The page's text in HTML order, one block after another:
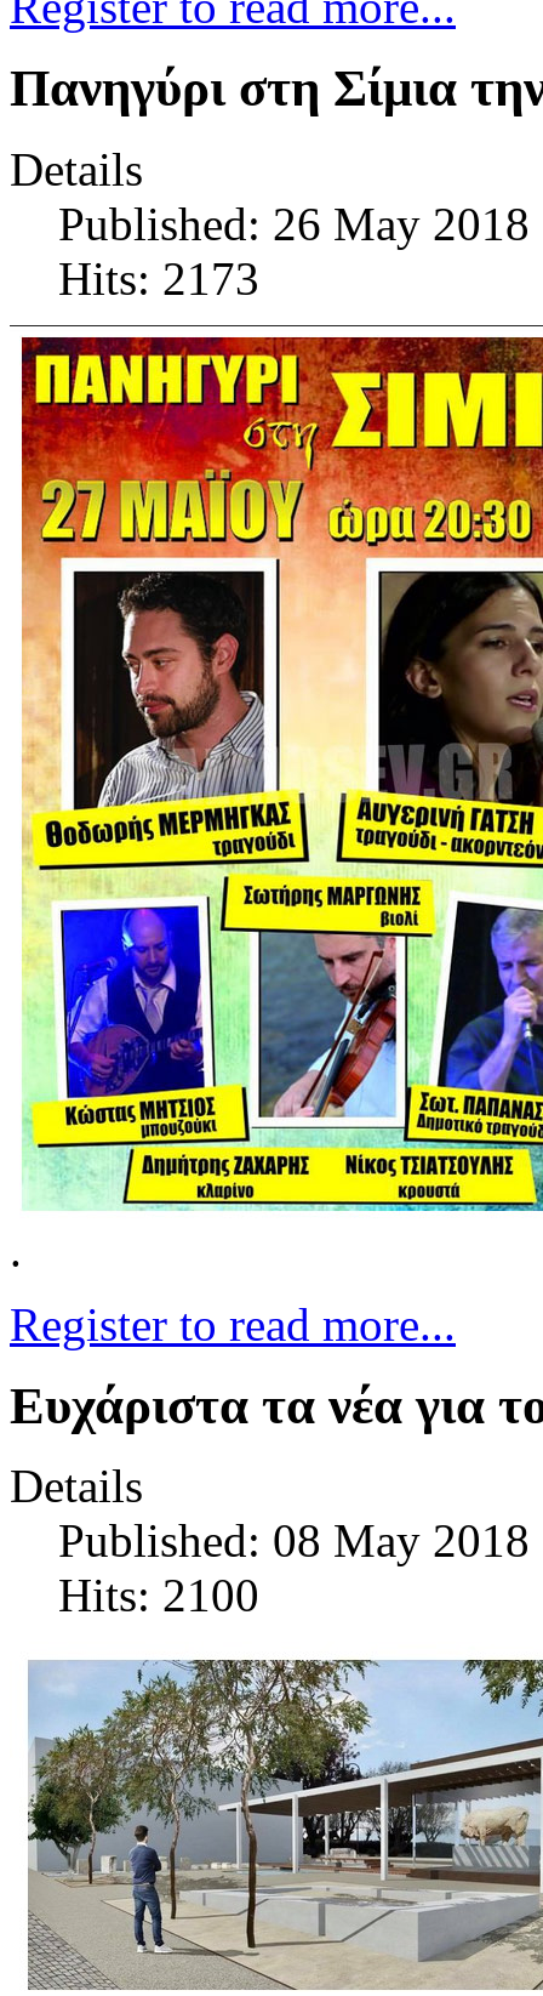
Πανηγύρι στη Σίμια
Details
Published: 26 May 2018
Hits: 2173
.
Register to read more...
Ευχάριστα τα νέα για
Details
Published: 08 May 2018
Hits: 2100